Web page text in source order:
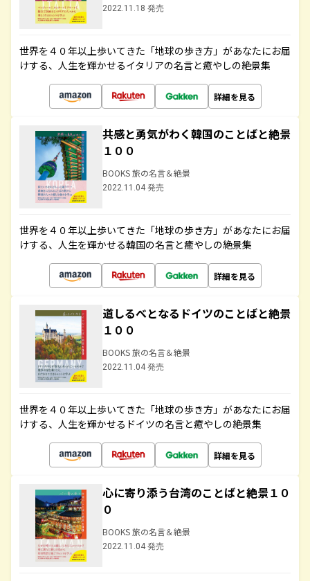
2022.11.18 発売
世界を４０年以上歩いてきた「地球の歩き方」があなたにお届
けする、人生を輝かせるイタリアの名言と癒やしの絶景集
詳細を見る
共感と勇気がわく韓国のことばと絶景
１００
BOOKS 旅の名言＆絶景
2022.11.04 発売
世界を４０年以上歩いてきた「地球の歩き方」があなたにお届
けする、人生を輝かせる韓国の名言と癒やしの絶景集
詳細を見る
道しるべとなるドイツのことばと絶景
１００
BOOKS 旅の名言＆絶景
2022.11.04 発売
世界を４０年以上歩いてきた「地球の歩き方」があなたにお届
けする、人生を輝かせるドイツの名言と癒やしの絶景集
詳細を見る
心に寄り添う台湾のことばと絶景１０
０
BOOKS 旅の名言＆絶景
2022.11.04 発売